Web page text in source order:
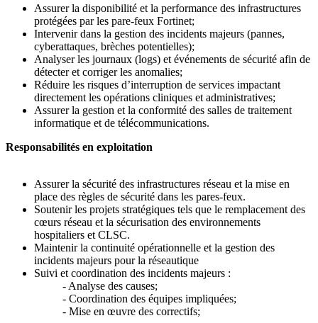
Assurer la disponibilité et la performance des infrastructures
protégées par les pare-feux Fortinet;
Intervenir dans la gestion des incidents majeurs (pannes,
cyberattaques, brèches potentielles);
Analyser les journaux (logs) et événements de sécurité afin de
détecter et corriger les anomalies;
Réduire les risques d’interruption de services impactant
directement les opérations cliniques et administratives;
Assurer la gestion et la conformité des salles de traitement
informatique et de télécommunications.
Responsabilités en exploitation
Assurer la sécurité des infrastructures réseau et la mise en
place des règles de sécurité dans les pares-feux.
Soutenir les projets stratégiques tels que le remplacement des
cœurs réseau et la sécurisation des environnements
hospitaliers et CLSC.
Maintenir la continuité opérationnelle et la gestion des
incidents majeurs pour la réseautique
Suivi et coordination des incidents majeurs :
- Analyse des causes;
- Coordination des équipes impliquées;
- Mise en œuvre des correctifs;